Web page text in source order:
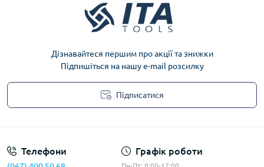
Дізнавайтеся першим про акції та знижки
Підпишіться на нашу e-mail розсилку
Підписатися
Телефони Графік роботи